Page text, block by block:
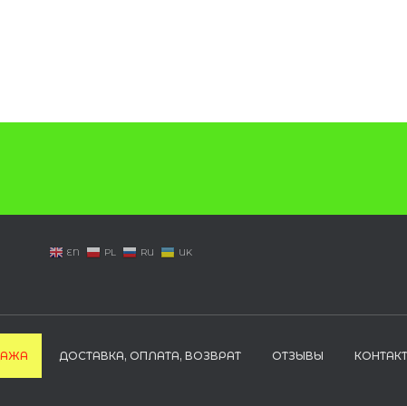
EN PL RU UK
ДОСТАВКА, ОПЛАТА, ВОЗВРАТ ОТЗЫВЫ